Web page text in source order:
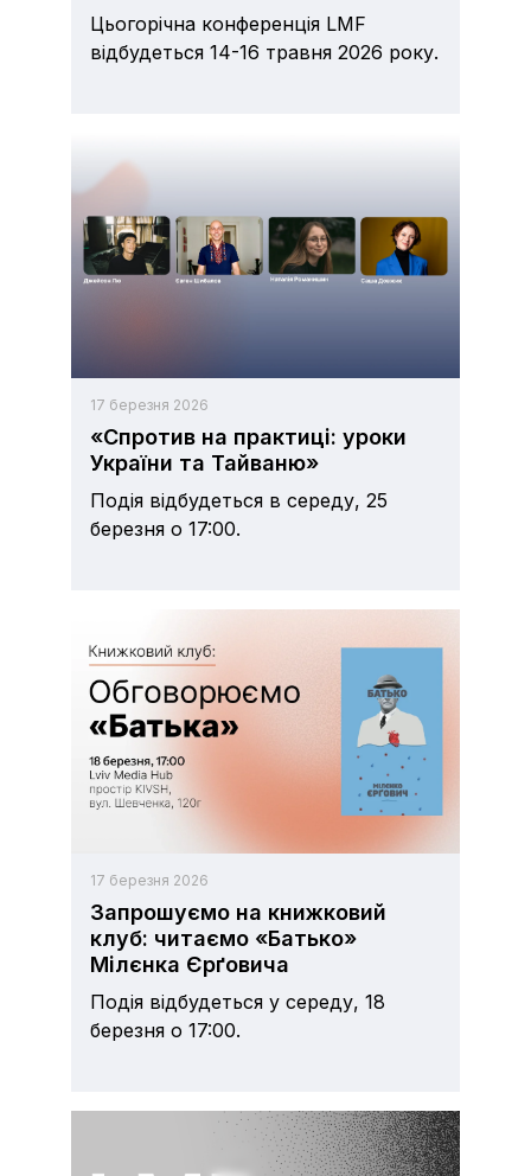
Цьогорічна конференція LMF
відбудеться 14-16 травня 2026 року.
17 березня 2026
«Спротив на практиці: уроки
України та Тайваню»
Подія відбудеться в середу, 25
березня о 17:00.
17 березня 2026
Запрошуємо на книжковий
клуб: читаємо «Батько»
Мілєнка Єрґовича
Подія відбудеться у середу, 18
березня о 17:00.